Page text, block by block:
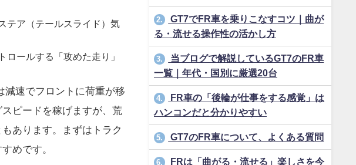
テア（テールスライド）気
ールする「攻めた走り」
減速でフロントに荷重が移
ピードを稼げますが、荒
あります。まずはトラク
めです。
2.
GT7でFR車を乗りこなすコツ｜曲が
る・流せる操作性の活かし方
3.
当ブログで解説しているGT7のFR車
一覧｜年代・国別に厳選20台
4.
FR車の「後輪が仕事をする感覚」は
ハンコンだと分かりやすい
5. GT7のFR車について、よくある質問
6. FRは「曲がる・流せる」楽しさを今